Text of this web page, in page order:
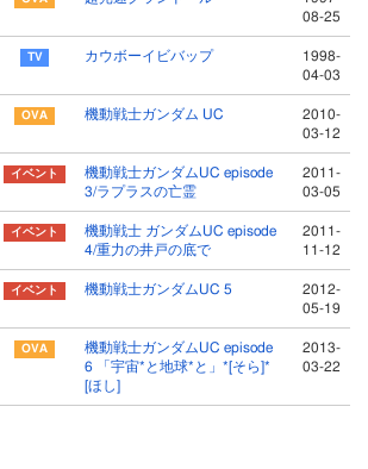
08-25
カウボーイビバップ
1998-
04-03
機動戦士ガンダム UC
2010-
03-12
機動戦士ガンダムUC episode
3/ラプラスの亡霊
2011-
03-05
機動戦士 ガンダムUC episode
4/重力の井戸の底で
2011-
11-12
機動戦士ガンダムUC 5
2012-
05-19
機動戦士ガンダムUC episode
6 「宇宙*と地球*と」*[そら]*
[ほし]
2013-
03-22